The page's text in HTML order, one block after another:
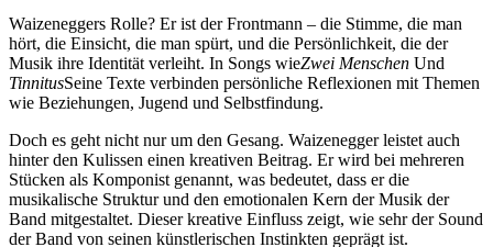
Waizeneggers Rolle? Er ist der Frontmann – die Stimme, die man
hört, die Einsicht, die man spürt, und die Persönlichkeit, die der
Musik ihre Identität verleiht. In Songs wieZwei Menschen Und
TinnitusSeine Texte verbinden persönliche Reflexionen mit Themen
wie Beziehungen, Jugend und Selbstfindung.
Doch es geht nicht nur um den Gesang. Waizenegger leistet auch
hinter den Kulissen einen kreativen Beitrag. Er wird bei mehreren
Stücken als Komponist genannt, was bedeutet, dass er die
musikalische Struktur und den emotionalen Kern der Musik der
Band mitgestaltet. Dieser kreative Einfluss zeigt, wie sehr der Sound
der Band von seinen künstlerischen Instinkten geprägt ist.